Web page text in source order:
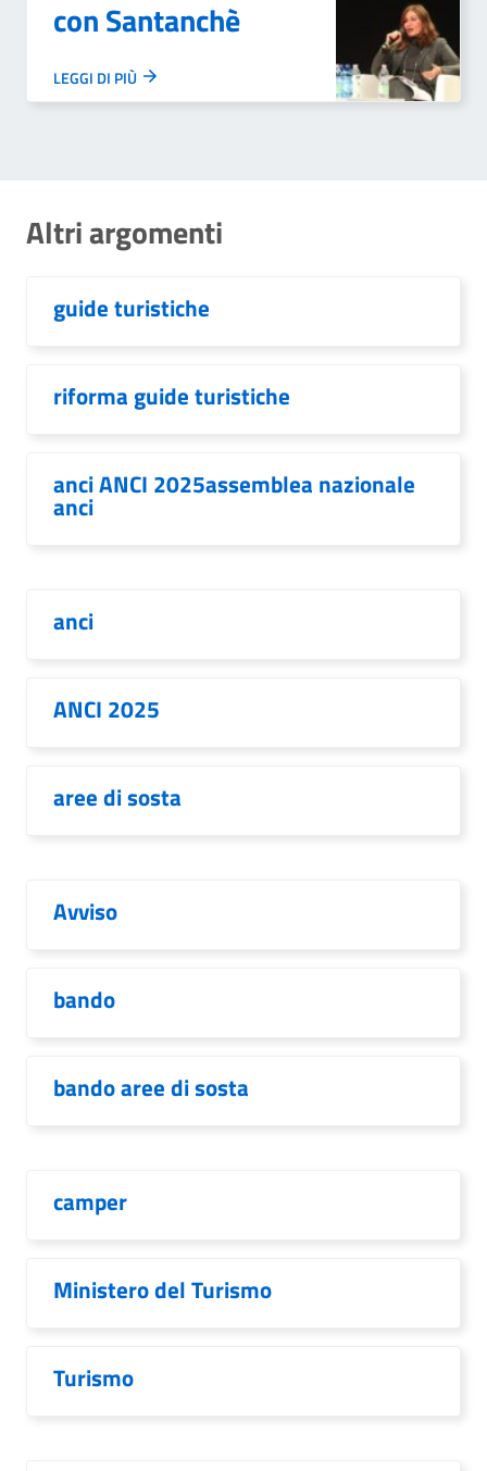
con Santanchè
LEGGI DI PIÙ
Altri argomenti
guide turistiche
riforma guide turistiche
anci ANCI 2025assemblea nazionale
anci
anci
ANCI 2025
aree di sosta
Avviso
bando
bando aree di sosta
camper
Ministero del Turismo
Turismo